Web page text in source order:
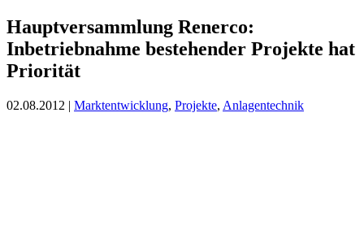
Hauptversammlung Renerco:
Inbetriebnahme bestehender Projekte hat
Priorität
02.08.2012 | Marktentwicklung, Projekte, Anlagentechnik